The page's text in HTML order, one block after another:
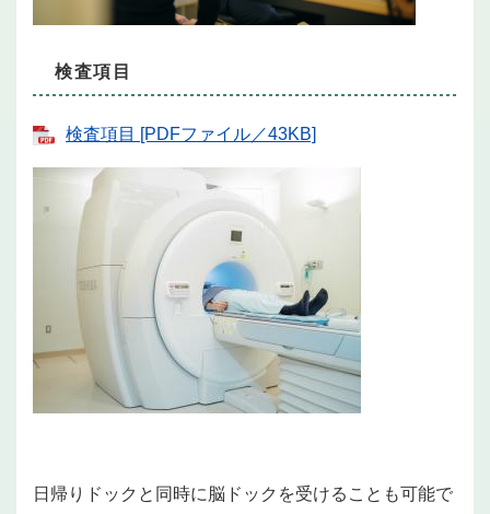
検査項目
検査項目 [PDFファイル／43KB]
日帰りドックと同時に脳ドックを受けることも可能で